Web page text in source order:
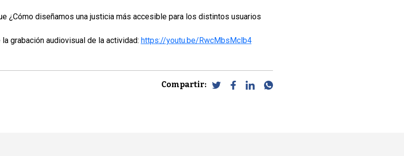
¿Cómo diseñamos una justicia más accesible para los distintos usuarios
grabación audiovisual de la actividad: https://youtu.be/RwcMbsMclb4
Compartir: